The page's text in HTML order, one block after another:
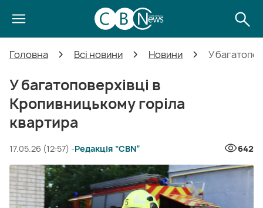
Головна Всі новини Новини У
У багатоповерхівці в
Кропивницькому горіла
квартира
17.05.26 (12:57) -Редакція “CBN” 642